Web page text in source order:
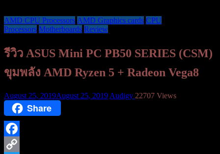
AMD CPU Processors AMD Graphics cards CPU
Processors Motherboards Review
รีวิว ASUS Mini PC PB50 SERIES (CSM)
ขุมพลัง AMD Ryzen 5 + Radeon Vega8
August 25, 2019August 25, 2019 Audigy 22707 Views
Share
Facebook